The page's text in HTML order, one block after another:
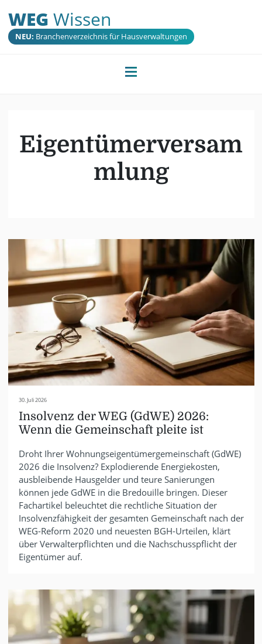
WEG Wissen
NEU: Branchenverzeichnis für Hausverwaltungen
Eigentümerversam
mlung
30. Juli 2026
Insolvenz der WEG (GdWE) 2026:
Wenn die Gemeinschaft pleite ist
Droht Ihrer Wohnungseigentümergemeinschaft (GdWE)
2026 die Insolvenz? Explodierende Energiekosten,
ausbleibende Hausgelder und teure Sanierungen
können jede GdWE in die Bredouille bringen. Dieser
Fachartikel beleuchtet die rechtliche Situation der
Insolvenzfähigkeit der gesamten Gemeinschaft nach der
WEG-Reform 2020 und neuesten BGH-Urteilen, klärt
über Verwalterpflichten und die Nachschusspflicht der
Eigentümer auf.